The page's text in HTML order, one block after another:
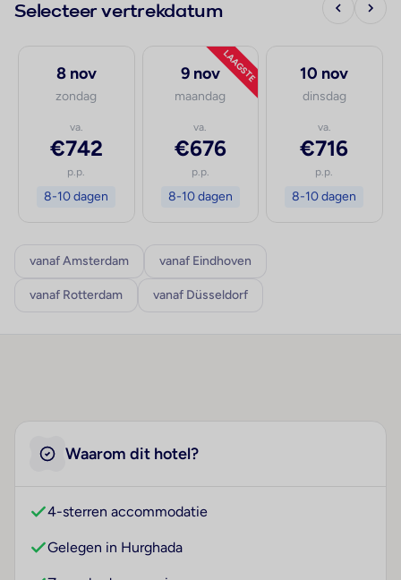
Selecteer vertrekdatum
8 nov
zondag
va.
€742
p.p.
8-10 dagen
LAAGSTE
9 nov
maandag
va.
€676
p.p.
8-10 dagen
10 nov
dinsdag
va.
€716
p.p.
8-10 dagen
vanaf Amsterdam vanaf Eindhoven
vanaf Rotterdam vanaf Düsseldorf
Waarom dit hotel?
4-sterren accommodatie
Gelegen in Hurghada